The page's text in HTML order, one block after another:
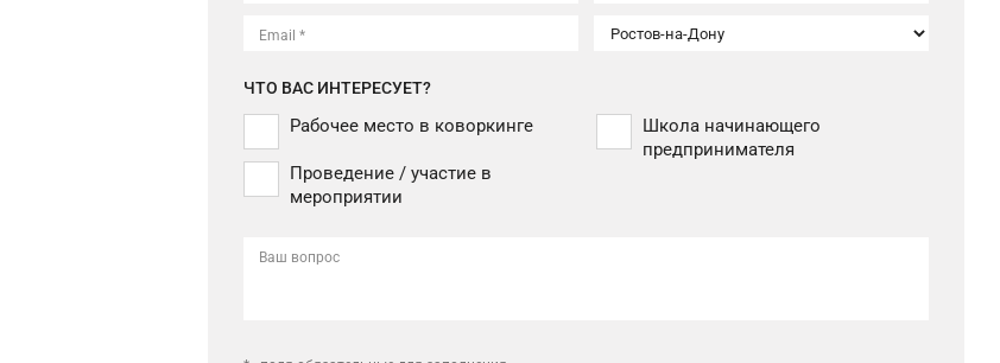
Email *
ЧТО ВАС ИНТЕРЕСУЕТ?
Рабочее место в коворкинге
Проведение / участие в
мероприятии
Школа начинающего
предпринимателя
Ваш вопрос